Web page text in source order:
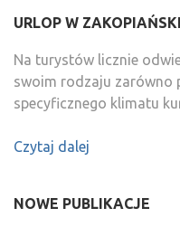
URLOP W
Na turystów licznie
swoim rodzaju zarówno
specyficznego klimatu
Czytaj dalej
NOWE PUBLIKACJE